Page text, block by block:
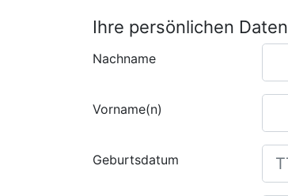
Ihre persönlichen Daten
Nachname
Vorname(n)
Geburtsdatum